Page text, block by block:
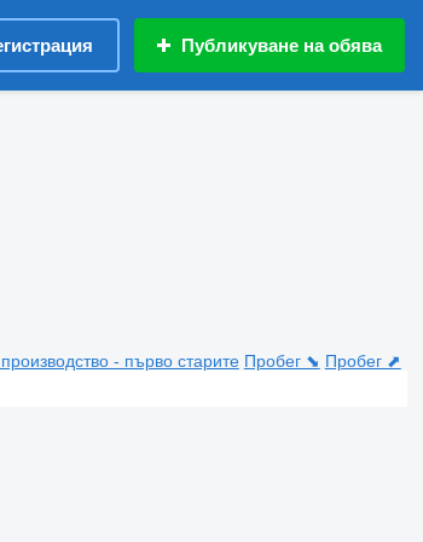
Публикуване на обява
- първо старите Пробег ⬊ Пробег ⬈